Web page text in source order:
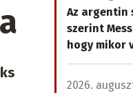
Az argentin
szerint
hogy mikor
2026.